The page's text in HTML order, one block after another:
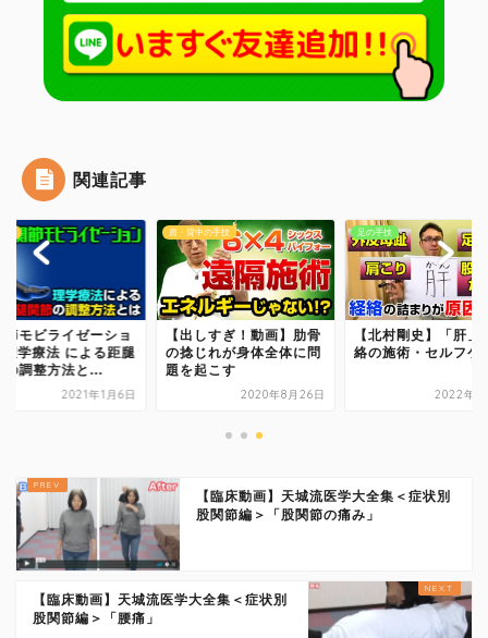
関連記事
節モビライゼーショ
学療法 による距腿
の調整方法と...
2021年1月6日
肩・背中の手技
【出しすぎ！動画】肋骨
の捻じれが身体全体に問
題を起こす
2020年8月26日
足の手技
【北村剛史】「肝」
絡の施術・セルフケ
2022年2
【臨床動画】天城流医学大全集＜症状別
股関節編＞「股関節の痛み」
【臨床動画】天城流医学大全集＜症状別
股関節編＞「腰痛」
腰の手技
足の手技
コミュニケーション
治療家の生き方
治療院で物販する
セラボイス
DVDショップ